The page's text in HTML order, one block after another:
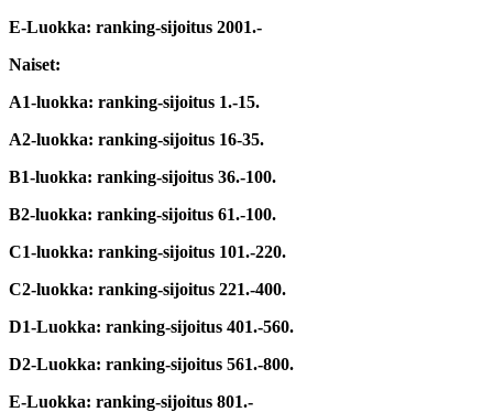
E-Luokka: ranking-sijoitus 2001.-
Naiset:
A1-luokka: ranking-sijoitus 1.-15.
A2-luokka: ranking-sijoitus 16-35.
B1-luokka: ranking-sijoitus 36.-100.
B2-luokka: ranking-sijoitus 61.-100.
C1-luokka: ranking-sijoitus 101.-220.
C2-luokka: ranking-sijoitus 221.-400.
D1-Luokka: ranking-sijoitus 401.-560.
D2-Luokka: ranking-sijoitus 561.-800.
E-Luokka: ranking-sijoitus 801.-